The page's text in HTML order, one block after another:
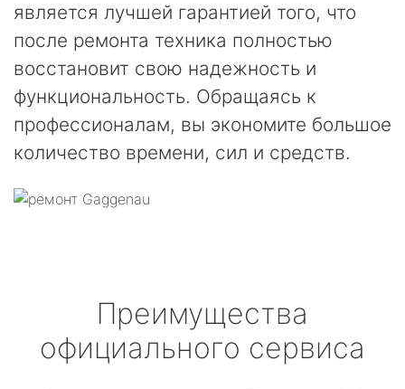
является лучшей гарантией того, что
после ремонта техника полностью
восстановит свою надежность и
функциональность. Обращаясь к
профессионалам, вы экономите большое
количество времени, сил и средств.
Преимущества
официального сервиса